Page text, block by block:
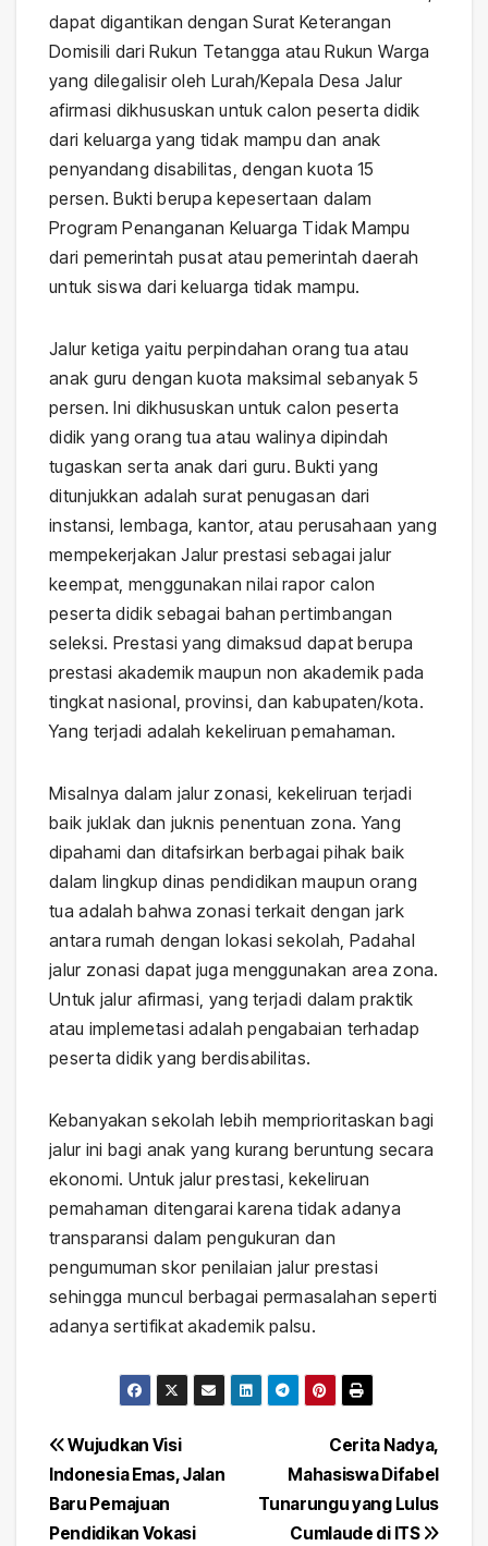
dapat digantikan dengan Surat Keterangan
Domisili dari Rukun Tetangga atau Rukun Warga
yang dilegalisir oleh Lurah/Kepala Desa Jalur
afirmasi dikhususkan untuk calon peserta didik
dari keluarga yang tidak mampu dan anak
penyandang disabilitas, dengan kuota 15
persen. Bukti berupa kepesertaan dalam
Program Penanganan Keluarga Tidak Mampu
dari pemerintah pusat atau pemerintah daerah
untuk siswa dari keluarga tidak mampu.
Jalur ketiga yaitu perpindahan orang tua atau
anak guru dengan kuota maksimal sebanyak 5
persen. Ini dikhususkan untuk calon peserta
didik yang orang tua atau walinya dipindah
tugaskan serta anak dari guru. Bukti yang
ditunjukkan adalah surat penugasan dari
instansi, lembaga, kantor, atau perusahaan yang
mempekerjakan Jalur prestasi sebagai jalur
keempat, menggunakan nilai rapor calon
peserta didik sebagai bahan pertimbangan
seleksi. Prestasi yang dimaksud dapat berupa
prestasi akademik maupun non akademik pada
tingkat nasional, provinsi, dan kabupaten/kota.
Yang terjadi adalah kekeliruan pemahaman.
Misalnya dalam jalur zonasi, kekeliruan terjadi
baik juklak dan juknis penentuan zona. Yang
dipahami dan ditafsirkan berbagai pihak baik
dalam lingkup dinas pendidikan maupun orang
tua adalah bahwa zonasi terkait dengan jark
antara rumah dengan lokasi sekolah, Padahal
jalur zonasi dapat juga menggunakan area zona.
Untuk jalur afirmasi, yang terjadi dalam praktik
atau implemetasi adalah pengabaian terhadap
peserta didik yang berdisabilitas.
Kebanyakan sekolah lebih memprioritaskan bagi
jalur ini bagi anak yang kurang beruntung secara
ekonomi. Untuk jalur prestasi, kekeliruan
pemahaman ditengarai karena tidak adanya
transparansi dalam pengukuran dan
pengumuman skor penilaian jalur prestasi
sehingga muncul berbagai permasalahan seperti
adanya sertifikat akademik palsu.
Post
navigation
Cerita Nadya,
Mahasiswa Difabel
Tunarungu yang Lulus
Cumlaude di ITS
Wujudkan Visi
Indonesia Emas, Jalan
Baru Pemajuan
Pendidikan Vokasi